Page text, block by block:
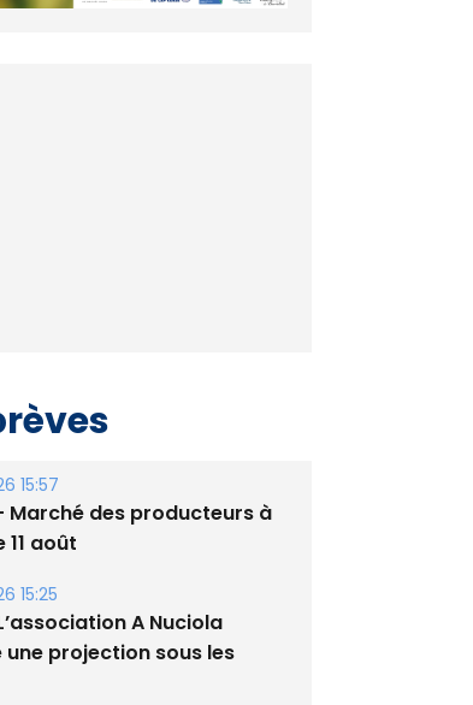
15:57
Marché des producteurs à
11 août
15:25
A Nuciola
une projection sous les